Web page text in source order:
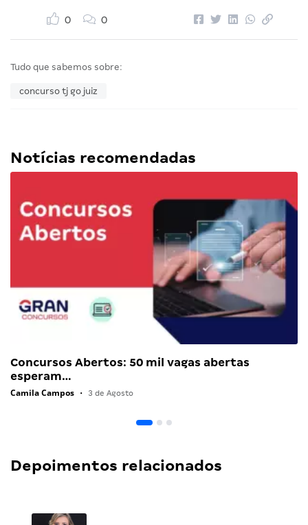
0 0
Tudo que sabemos sobre:
concurso tj go juiz
Notícias recomendadas
Concursos Abertos: 50 mil vagas abertas
esperam…
Camila Campos • 3 de Agosto
Depoimentos relacionados